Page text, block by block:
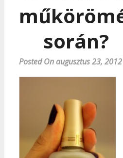
során?
Posted On augusztus 23, 2012